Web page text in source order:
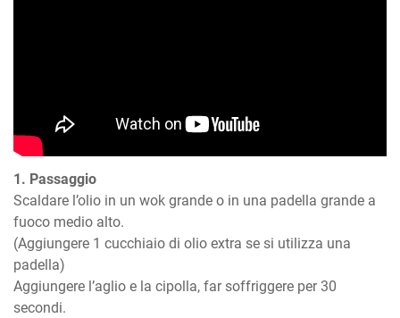
1. Passaggio
Scaldare l’olio in un wok grande o in una padella grande a
fuoco medio alto.
(Aggiungere 1 cucchiaio di olio extra se si utilizza una
padella)
Aggiungere l’aglio e la cipolla, far soffriggere per 30
secondi.